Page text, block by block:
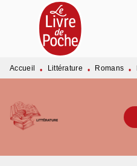
MENU RECHERCHE
PIED DE PAGE
Accueil • Littérature • Romans •